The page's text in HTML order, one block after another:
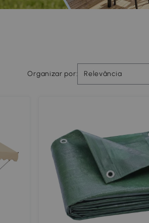
Organizar por: Relevância